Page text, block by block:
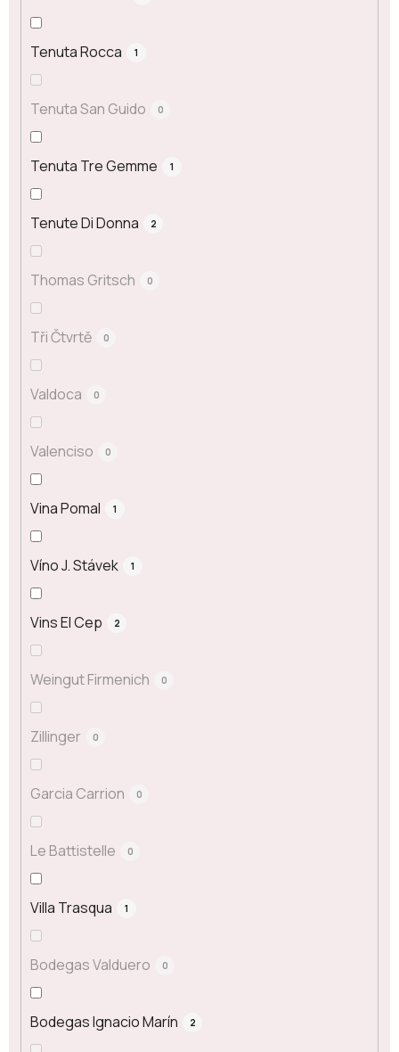
Tenuta Rocca 1
Tenuta San Guido 0
Tenuta Tre Gemme 1
Tenute Di Donna 2
Thomas Gritsch 0
Tři Čtvrtě 0
Valdoca 0
Valenciso 0
Vina Pomal 1
Víno J. Stávek 1
Vins El Cep 2
Weingut Firmenich 0
Zillinger 0
Garcia Carrion 0
Le Battistelle 0
Villa Trasqua 1
Bodegas Valduero 0
Bodegas Ignacio Marín 2